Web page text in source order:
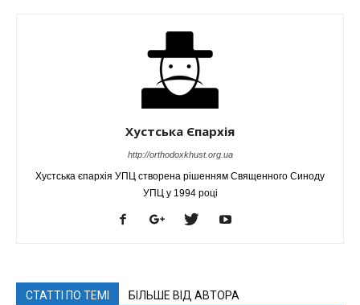
Хустська Єпархія
http://orthodoxkhust.org.ua
Хустська єпархія УПЦ створена рішенням Священного Синоду
УПЦ у 1994 році
СТАТТІ ПО ТЕМІ БІЛЬШЕ ВІД АВТОРА